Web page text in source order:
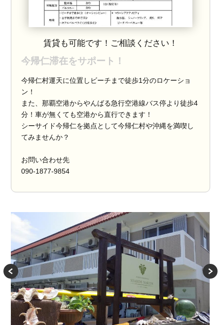
賃貸も可能です！ご相談ください！
今帰仁滞在をサポート！
今帰仁村運天に位置しビーチまで徒歩1分のロケーショ
ン！
また、那覇空港からやんばる急行空港線バス停より徒歩4
分！車が無くても空港から直行できます！
シーサイド今帰仁を拠点として今帰仁村や沖縄を満喫し
てみませんか？
お問い合わせ先
090-1877-9854